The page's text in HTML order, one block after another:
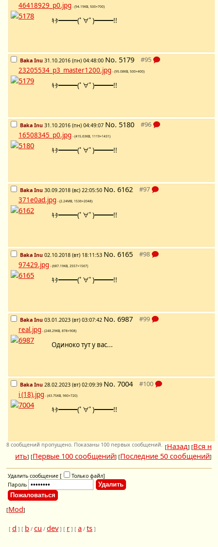
46418929_p0.jpg - (94.19KB, 500×700)
ｷﾀ━━━(ﾟ∀ﾟ)━━━!!
Baka Inu 31.10.2016 (пн) 04:48:00 No. 5179
23205534_p3_master1200.jpg - (95.08KB, 500×400)
ｷﾀ━━━(ﾟ∀ﾟ)━━━!!
Baka Inu 31.10.2016 (пн) 04:49:07 No. 5180
16508345_p0.jpg - (415.63KB, 1119×1431)
ｷﾀ━━━(ﾟ∀ﾟ)━━━!!
Baka Inu 30.09.2018 (вс) 22:05:50 No. 6162
371e0ad.jpg - (2.24MB, 1536×2048)
ｷﾀ━━━(ﾟ∀ﾟ)━━━!!
Baka Inu 02.10.2018 (вт) 18:11:53 No. 6165
97429.jpg - (687.19KB, 2557×1567)
ｷﾀ━━━(ﾟ∀ﾟ)━━━!!
Baka Inu 03.01.2023 (вт) 03:07:42 No. 6987
real.jpg - (248.29KB, 878×908)
Одиноко тут у вас...
Baka Inu 28.02.2023 (вт) 02:09:39 No. 7004
i (18).jpg - (43.75KB, 960×720)
ｷﾀ━━━(ﾟ∀ﾟ)━━━!!
8 сообщений пропущено. Показаны 100 первых сообщений. [Назад] [Вся н
ить] [Первые 100 сообщений] [Последние 50 сообщений]
Удалить сообщение [ Только файл]
Пароль
[Mod]
[ d ] [ b / cu / dev] [ r ] [ a / ts ]